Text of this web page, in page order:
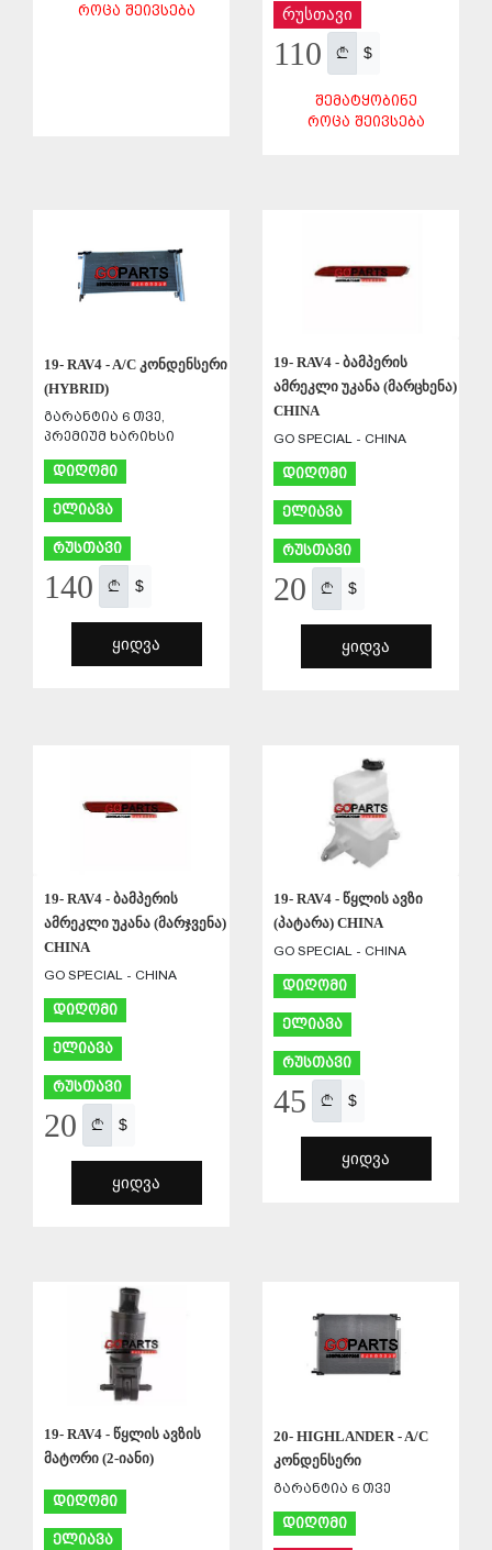
ᲠᲝᲪᲐ ᲨᲔᲘᲕᲡᲔᲑᲐ
რუსთავი
110 $
ᲨᲔᲛᲐᲢᲧᲝᲑᲘᲜᲔ
ᲠᲝᲪᲐ ᲨᲔᲘᲕᲡᲔᲑᲐ
19- RAV4 - A/C კონდენსერი
(HYBRID)
გარანტია 6 თვე,
პრემიუმ ხარიხსი
დიღომი
ელიავა
რუსთავი
140 $
ᲧᲘᲓᲕᲐ
19- RAV4 - ბამპერის
ამრეკლი უკანა (მარცხენა)
CHINA
GO SPECIAL - CHINA
დიღომი
ელიავა
რუსთავი
20 $
ᲧᲘᲓᲕᲐ
19- RAV4 - ბამპერის
ამრეკლი უკანა (მარჯვენა)
CHINA
GO SPECIAL - CHINA
დიღომი
ელიავა
რუსთავი
20 $
ᲧᲘᲓᲕᲐ
ᲨᲔᲜᲐᲮᲕᲐ
19- RAV4 - წყლის ავზი
(პატარა) CHINA
GO SPECIAL - CHINA
დიღომი
ელიავა
რუსთავი
45 $
ᲧᲘᲓᲕᲐ
19- RAV4 - წყლის ავზის
მატორი (2-იანი)
დიღომი
ელიავა
20- HIGHLANDER - A/C
კონდენსერი
გარანტია 6 თვე
დიღომი